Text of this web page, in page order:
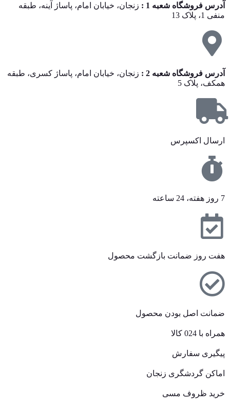
آدرس فروشگاه شعبه 1 :
زنجان، خیابان امام، پاساژ آینه، طبقه
منفی 1، پلاک 13
آدرس فروشگاه شعبه 2 :
زنجان، خیابان امام، پاساژ کسری، طبقه
همکف، پلاک 5
ارسال اکسپرس
7 روز هفته، 24 ساعته
هفت روز ضمانت بازگشت محصول
ضمانت اصل بودن محصول
همراه با 024 کالا
پیگیری سفارش
اماکن گردشگری زنجان
خرید ظروف مسی